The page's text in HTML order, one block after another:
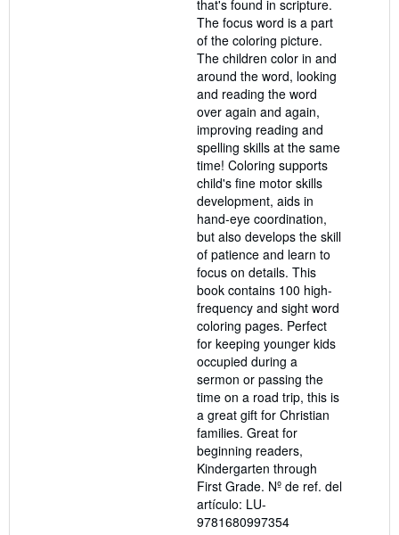
that's found in scripture.
The focus word is a part
of the coloring picture.
The children color in and
around the word, looking
and reading the word
over again and again,
improving reading and
spelling skills at the same
time! Coloring supports
child's fine motor skills
development, aids in
hand-eye coordination,
but also develops the skill
of patience and learn to
focus on details. This
book contains 100 high-
frequency and sight word
coloring pages. Perfect
for keeping younger kids
occupied during a
sermon or passing the
time on a road trip, this is
a great gift for Christian
families. Great for
beginning readers,
Kindergarten through
First Grade. Nº de ref. del
artículo: LU-
9781680997354